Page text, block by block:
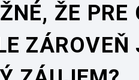
ŽE PRE